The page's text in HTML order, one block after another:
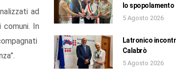
ad
In
lo spopolamento
5 Agosto 2026
Latronico
Calabrò
5 Agosto 2026